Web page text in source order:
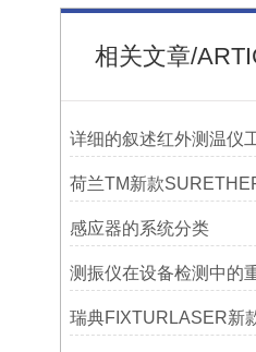
相关文章/
感应器的系统分类